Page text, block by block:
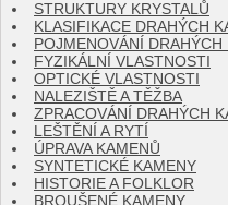
STRUKTURY KRYSTALŮ
KLASIFIKACE DRAHÝCH
POJMENOVÁNÍ DRAHÝCH
FYZIKÁLNÍ VLASTNOSTI
OPTICKÉ VLASTNOSTI
NALEZIŠTĚ A TĚŽBA
ZPRACOVÁNÍ DRAHÝCH
LEŠTĚNÍ A RYTÍ
ÚPRAVA KAMENŮ
SYNTETICKÉ KAMENY
HISTORIE A FOLKLOR
BROUŠENÉ KAMENY